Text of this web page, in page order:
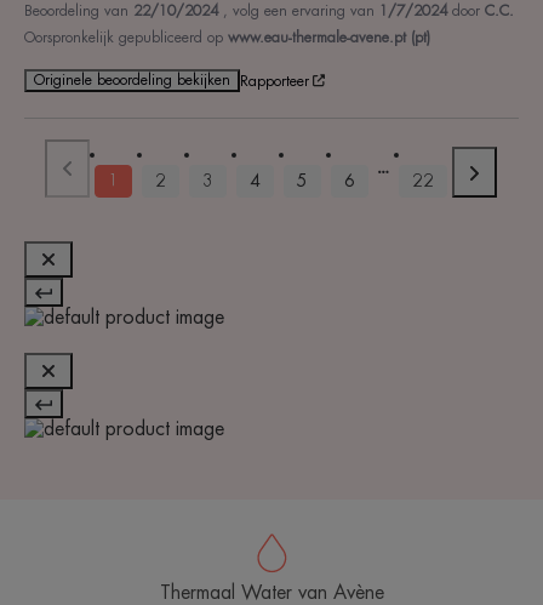
Beoordeling van 22/10/2024 , volg een ervaring van 1/7/2024 door C.C.
Oorspronkelijk gepubliceerd op www.eau-thermale-avene.pt (pt)
Originele beoordeling bekijken Rapporteer
2 3 4 5 6 22
Thermaal Water van Avène